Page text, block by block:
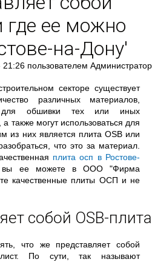
где ее можно
на-Дону'
21:26 пользователем Администратор
секторе существует
различных материалов,
для обшивки тех или иных
также могут использоваться для
из них является плита OSB или
что это за материал.
плита осп в Ростове-
вы ее можете в ООО "Фирма
качественные плиты ОСП и не
собой OSB-плита
что же представляет собой
По сути, так называют